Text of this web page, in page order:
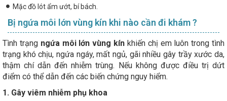
Mặc đồ lót ẩm ướt, bí bách.
Bị ngứa môi lớn vùng kín khi nào cần đi khám ?
Tình trạng ngứa môi lớn vùng kín khiến chị em luôn trong tình
trạng khó chịu, ngứa ngáy, mất ngủ, gãi nhiều gây trầy xước da,
thậm chí dẫn đến nhiễm trùng. Nếu không được điều trị dứt
điểm có thể dẫn đến các biến chứng nguy hiểm.
1. Gây viêm nhiễm phụ khoa